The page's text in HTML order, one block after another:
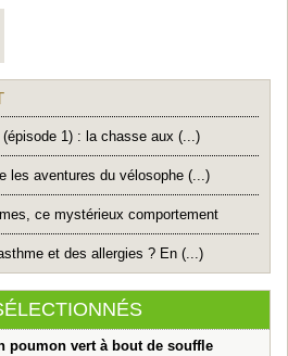
1) : la chasse aux (...)
les aventures du vélosophe (...)
ce mystérieux comportement
et des allergies ? En (...)
poumon vert à bout de souffle